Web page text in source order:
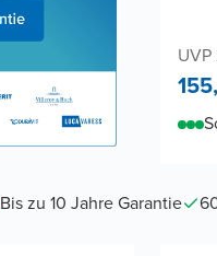
Bis zu 10 Jahre Garantie